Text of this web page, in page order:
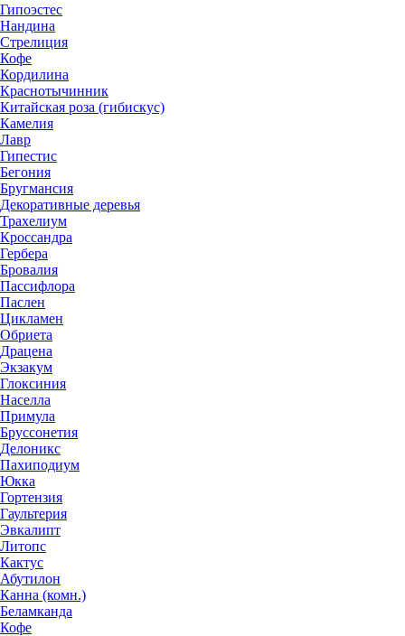
Гипоэстес
Нандина
Стрелиция
Кофе
Кордилина
Краснотычинник
Китайская роза (гибискус)
Камелия
Лавр
Гипестис
Бегония
Бругмансия
Декоративные деревья
Трахелиум
Кроссандра
Гербера
Бровалия
Пассифлора
Паслен
Цикламен
Обриета
Драцена
Экзакум
Глоксиния
Населла
Примула
Бруссонетия
Делоникс
Пахиподиум
Юкка
Гортензия
Гаультерия
Эвкалипт
Литопс
Кактус
Абутилон
Канна (комн.)
Беламканда
Кофе